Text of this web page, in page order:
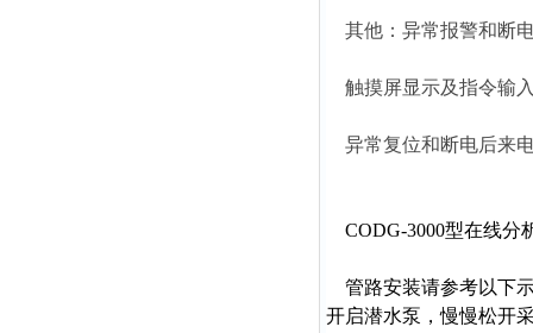
其他：异常报警和断
触摸屏显示及指令输
异常复位和断电后来
CODG-3000型在线分
管路安装请参考以下
开启潜水泵，慢慢松开